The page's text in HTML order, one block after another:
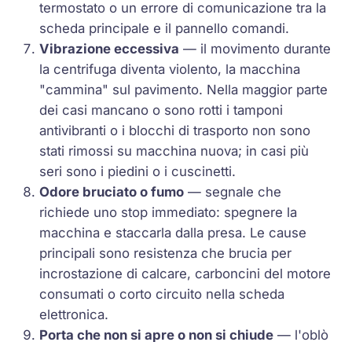
termostato o un errore di comunicazione tra la
scheda principale e il pannello comandi.
Vibrazione eccessiva — il movimento durante
la centrifuga diventa violento, la macchina
"cammina" sul pavimento. Nella maggior parte
dei casi mancano o sono rotti i tamponi
antivibranti o i blocchi di trasporto non sono
stati rimossi su macchina nuova; in casi più
seri sono i piedini o i cuscinetti.
Odore bruciato o fumo — segnale che
richiede uno stop immediato: spegnere la
macchina e staccarla dalla presa. Le cause
principali sono resistenza che brucia per
incrostazione di calcare, carboncini del motore
consumati o corto circuito nella scheda
elettronica.
Porta che non si apre o non si chiude — l'oblò